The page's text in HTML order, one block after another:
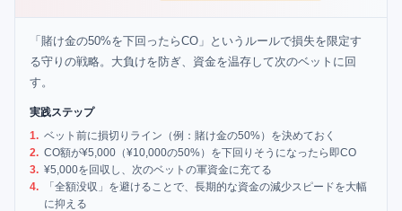
「賭け金の50%を下回ったらCO」というルールで損失を限定す
る守りの戦略。大負けを防ぎ、資金を温存して次のベットに回
す。
実践ステップ
1. ベット前に損切りライン（例：賭け金の50%）を決めておく
2. CO額が¥5,000（¥10,000の50%）を下回りそうになったら即CO
3. ¥5,000を回収し、次のベットの軍資金に充てる
4.
「全額没収」を避けることで、長期的な資金の減少スピードを大幅
に抑える